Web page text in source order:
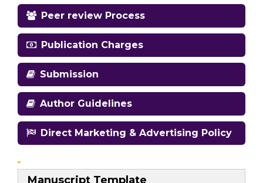
Peer review Process
Publication Charges
Submission
Author Guidelines
Direct Marketing & Advertising Policy
Manuscript Template